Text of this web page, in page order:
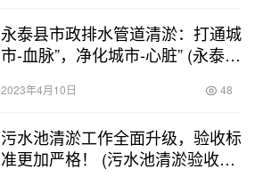
永泰县市政排水管道清淤：打通城
市-血脉”，净化城市-心脏” (永泰县
2023年4月10日 48
污水池清淤工作全面升级，验收标
准更加严格！ (污水池清淤验收标